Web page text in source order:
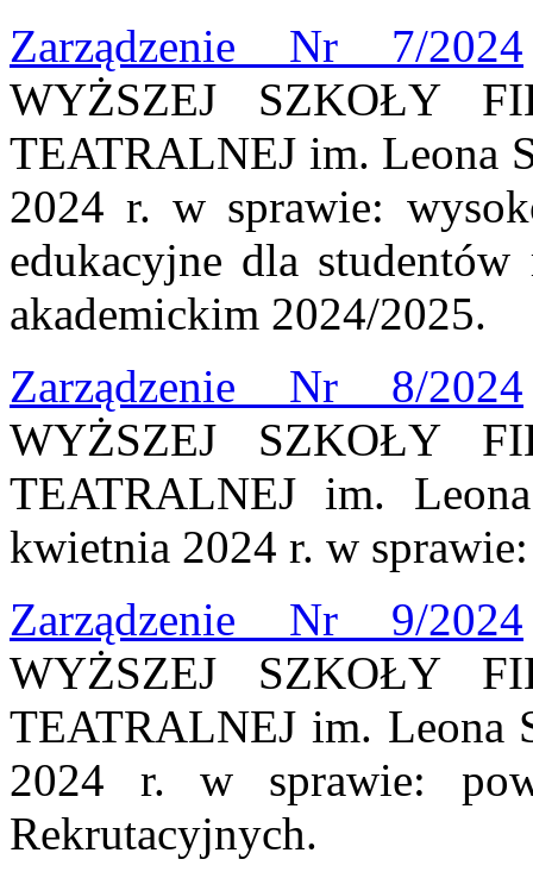
Zarządzenie Nr 7/2024
WYŻSZEJ SZKOŁY
TEATRALNEJ im. Leona
2024 r. w sprawie:
edukacyjne dla
akademickim 2024/2025.
Zarządzenie Nr 8/2024
WYŻSZEJ SZKOŁY
TEATRALNEJ im.
kwietnia 2024 r. w
Zarządzenie Nr 9/2024
WYŻSZEJ SZKOŁY
TEATRALNEJ im. Leona
2024 r. w sprawie:
Rekrutacyjnych.